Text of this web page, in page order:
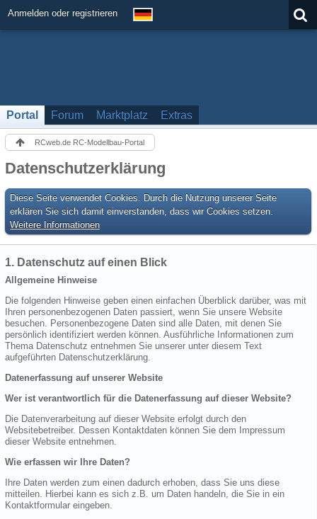
Anmelden oder registrieren
Portal Forum Marktplatz Extras
RCweb.de RC-Modellbau-Portal
Datenschutzerklärung
Diese Seite verwendet Cookies. Durch die Nutzung unserer Seite
erklären Sie sich damit einverstanden, dass wir Cookies setzen.
Weitere Informationen
1. Datenschutz auf einen Blick
Allgemeine Hinweise
Die folgenden Hinweise geben einen einfachen Überblick darüber, was mit
Ihren personenbezogenen Daten passiert, wenn Sie unsere Website
besuchen. Personenbezogene Daten sind alle Daten, mit denen Sie
persönlich identifiziert werden können. Ausführliche Informationen zum
Thema Datenschutz entnehmen Sie unserer unter diesem Text
aufgeführten Datenschutzerklärung.
Datenerfassung auf unserer Website
Wer ist verantwortlich für die Datenerfassung auf dieser Website?
Die Datenverarbeitung auf dieser Website erfolgt durch den
Websitebetreiber. Dessen Kontaktdaten können Sie dem Impressum
dieser Website entnehmen.
Wie erfassen wir Ihre Daten?
Ihre Daten werden zum einen dadurch erhoben, dass Sie uns diese
mitteilen. Hierbei kann es sich z.B. um Daten handeln, die Sie in ein
Kontaktformular eingeben.